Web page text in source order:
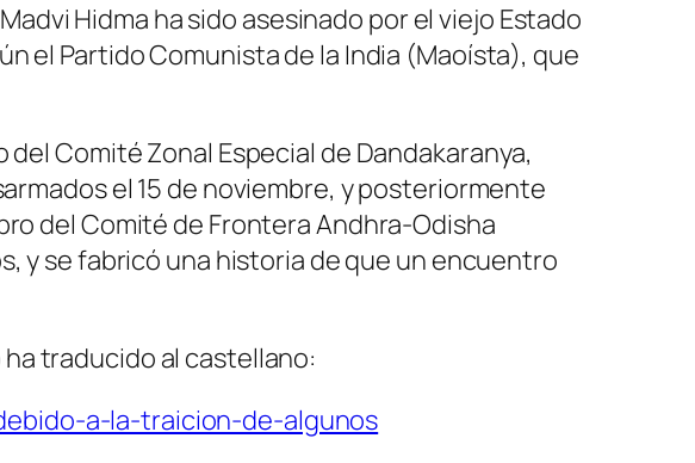
Hidma ha sido asesinado por el viejo Estado
el Partido Comunista de la India (Maoísta), que
Comité Zonal Especial de Dandakaranya,
el 15 de noviembre, y posteriormente
del Comité de Frontera Andhra-Odisha
y se fabricó una historia de que un encuentro
traducido al castellano:
a-la-traicion-de-algunos